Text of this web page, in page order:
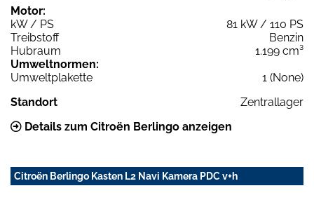
Motor:
kW / PS
81 kW / 110 PS
Treibstoff
Benzin
Hubraum
1.199 cm³
Umweltnormen:
Umweltplakette
1 (None)
Standort
Zentrallager
Details zum Citroën Berlingo anzeigen
Citroën Berlingo Kasten L2 Navi Kamera PDC v+h